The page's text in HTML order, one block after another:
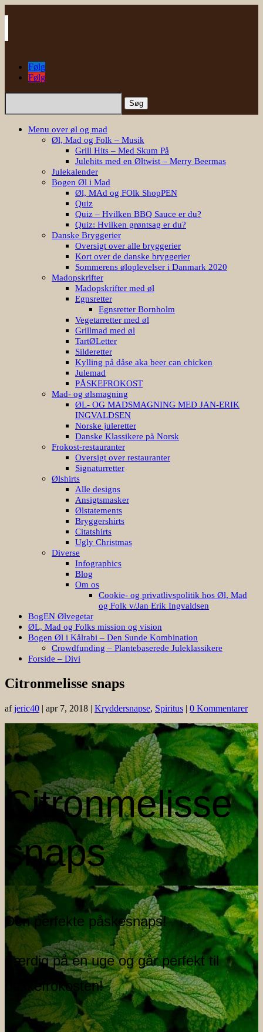
Følg
Følg
Søg
Menu over øl og mad
Øl, Mad og Folk – Musik
Grill Hits – Med Skum På
Julehits med en Øltwist – Merry Beermas
Julekalender
Bogen Øl i Mad
Øl, MAd og FOlk ShopPEN
Quiz
Quiz – Hvilken BBQ Sauce er du?
Quiz: Hvilken grøntsag er du?
Danske Bryggerier
Oversigt over alle bryggerier
Kort over de danske bryggerier
Sommerens øloplevelser i Danmark 2020
Madopskrifter
Madopskrifter med øl
Egnsretter
Egnsretter Bornholm
Vegetarretter med øl
Grillmad med øl
TartØLetter
Silderetter
Kylling på dåse aka beer can chicken
Julemad
PÅSKEFROKOST
Mad- og ølsmagning
ØL- OG MADSMAGNING MED JAN-ERIK
INGVALDSEN
Norske juleretter
Danske Klassikere på Norsk
Frokost-restauranter
Oversigt over restauranter
Signaturretter
Ølshirts
Alle designs
Ansigtsmasker
Ølstatements
Bryggershirts
Citatshirts
Ugly Christmas
Diverse
Infographics
Blog
Om os
Cookie- og privatlivspolitik hos Øl, Mad
og Folk v/Jan Erik Ingvaldsen
BogEN Ølvegetar
ØL, Mad og Folks mission og vision
Bogen Øl i Kålrabi – Den Sunde Kombination
Crowdfunding – Plantebaserede Juleklassikere
Forside – Divi
Citronmelisse snaps
afjeric40 | apr 7, 2018 | Kryddersnapse, Spiritus | 0 Kommentarer
Citronmelisse
snaps
Den perfekte påskesnaps!
Færdig på en uge og går perfekt til
påskefrokosten!